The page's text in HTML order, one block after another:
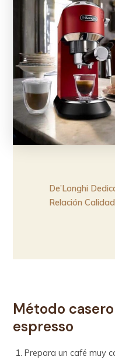
De’Longhi
Relación
Método
espresso
Prepara un café muy